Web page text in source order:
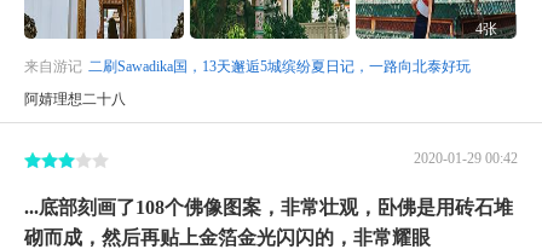
4张
来自游记 二刷Sawadika国，13天邂逅5城缤纷夏日记，一路向北泰好玩
阿婧理想二十八
2020-01-29 00:42
...底部刻画了108个佛像图案，非常壮观，卧佛是用砖石堆
砌而成，然后再贴上金箔金光闪闪的，非常耀眼